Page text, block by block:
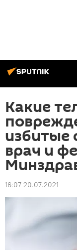
Какие
избитые
врач и
16:07 20.07.2021